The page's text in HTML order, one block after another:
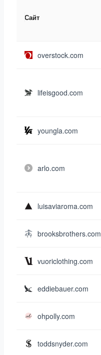
Сайт
overstock.com
lifeisgood.com
youngla.com
arlo.com
luisaviaroma.com
brooksbrothers.com
vuoriclothing.com
eddiebauer.com
ohpolly.com
toddsnyder.com